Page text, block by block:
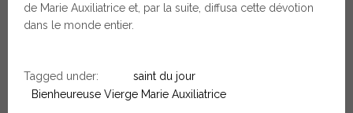
de Marie Auxiliatrice et, par la suite, diffusa cette dévotion
dans le monde entier.
Tagged under:
saint du jour
Bienheureuse Vierge Marie Auxiliatrice